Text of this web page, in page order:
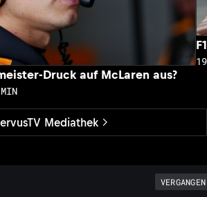
Mediathek
Druck auf McLaren aus?
VERGANGEN